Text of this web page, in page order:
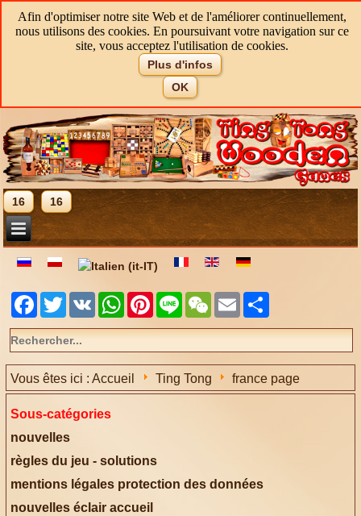
Afin d'optimiser notre site Web et de l'améliorer continuellement,
nous utilisons des cookies. En poursuivant votre navigation sur ce
site, vous acceptez l'utilisation de cookies.
Plus d'infos
OK
16 16
Facebook
TwitterVK WhatsApp
Pinterest
Line WeChatEmail
Vous êtes ici :Accueil Ting Tong france page
Sous-catégories
nouvelles
règles du jeu - solutions
mentions légales protection des données
nouvelles éclair accueil